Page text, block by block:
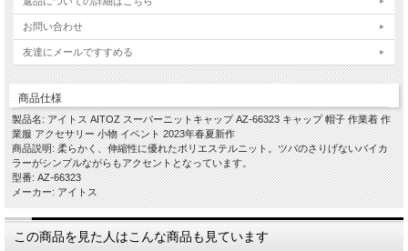
お問い合わせ
友達にメールですすめる
商品仕様
製品名: アイトス AITOZ スーパーニットキャップ AZ-66323 キャップ 帽子 作業着 作
業服 アクセサリー 小物 イベント 2023年春夏新作
商品説明: 柔らかく、伸縮性に優れたポリエステルニット。ツバのさりげないバイカ
ラーがシンプルながらもアクセントとなっています。
型番: AZ-66323
メーカー: アイトス
この商品を見た人はこんな商品も見ています